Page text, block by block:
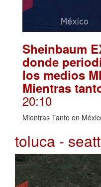
Sheinbaum
donde
los medios
Mientras
20:10
Mientras Tanto en
toluca -